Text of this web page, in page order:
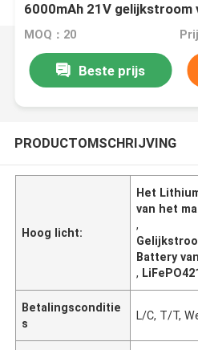
6000mAh 21V gelijkstroom
Machtshulpmiddel
MOQ：20
Beste prijs
PRODUCTOMSCHRIJVING
Hoog licht:
Het
van het
,
Battery
,
Betalingsconditie
s
L/C, T/T,